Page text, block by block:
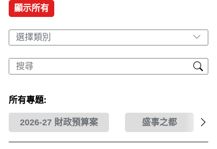
顯示所有
選擇類別
所有專題:
2026-27 財政預算案 盛事之都